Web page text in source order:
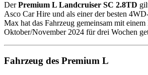
DerPremium L Landcruiser SC 2.8TD
Asco Car Hire und als einer der besten
Max hat das Fahrzeug gemeinsam mit
Oktober/November 2024 für drei Wochen
Fahrzeug des Premium L